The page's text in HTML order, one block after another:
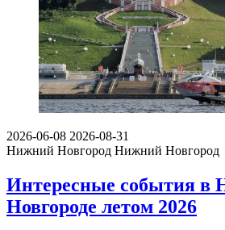
2026-06-08 2026-08-31
Нижний Новгород Нижний Новгород
Интересные события в
Новгороде летом 2026